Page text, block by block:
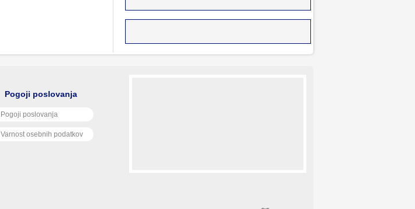
Pogoji poslovanja
Pogoji poslovanja
Varnost osebnih podatkov